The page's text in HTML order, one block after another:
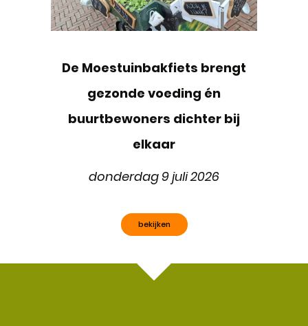
De Moestuinbakfiets brengt
gezonde voeding én
buurtbewoners dichter bij
elkaar
donderdag 9 juli 2026
bekijken